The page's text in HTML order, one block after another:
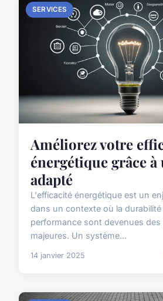
SERVICES
Améliorez votre
énergétique grâce à
adapté
L'efficacité énergétique est un
dans un contexte où la durabilité
performance sont devenues des
majeures. Un système...
14 janvier 2025